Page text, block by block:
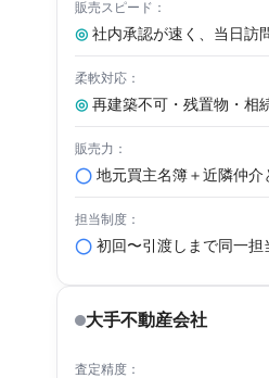
◎ 社内承認が速く、当日訪
◎ 再建築不可・残置物・相
◯ 地元買主名簿＋近隣仲介
◯ 初回〜引渡しまで同一担
大手不動産会社